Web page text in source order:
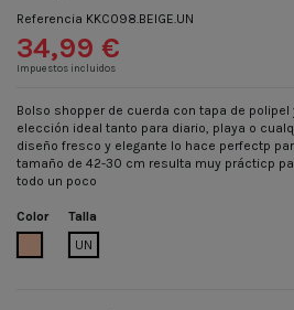
Referencia KKC098.BEIGE.UN
34,99 €
Impuestos incluidos
Bolso shopper de cuerda con tapa de
elección ideal tanto para diario, playa o
diseño fresco y elegante lo hace perfectp
tamaño de 42-30 cm resulta muy prácticp
todo un poco
Color
Talla
UN